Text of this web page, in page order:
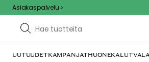
Asiakaspalvelu
UUTUUDETKAMPANJATHUONEKALUT